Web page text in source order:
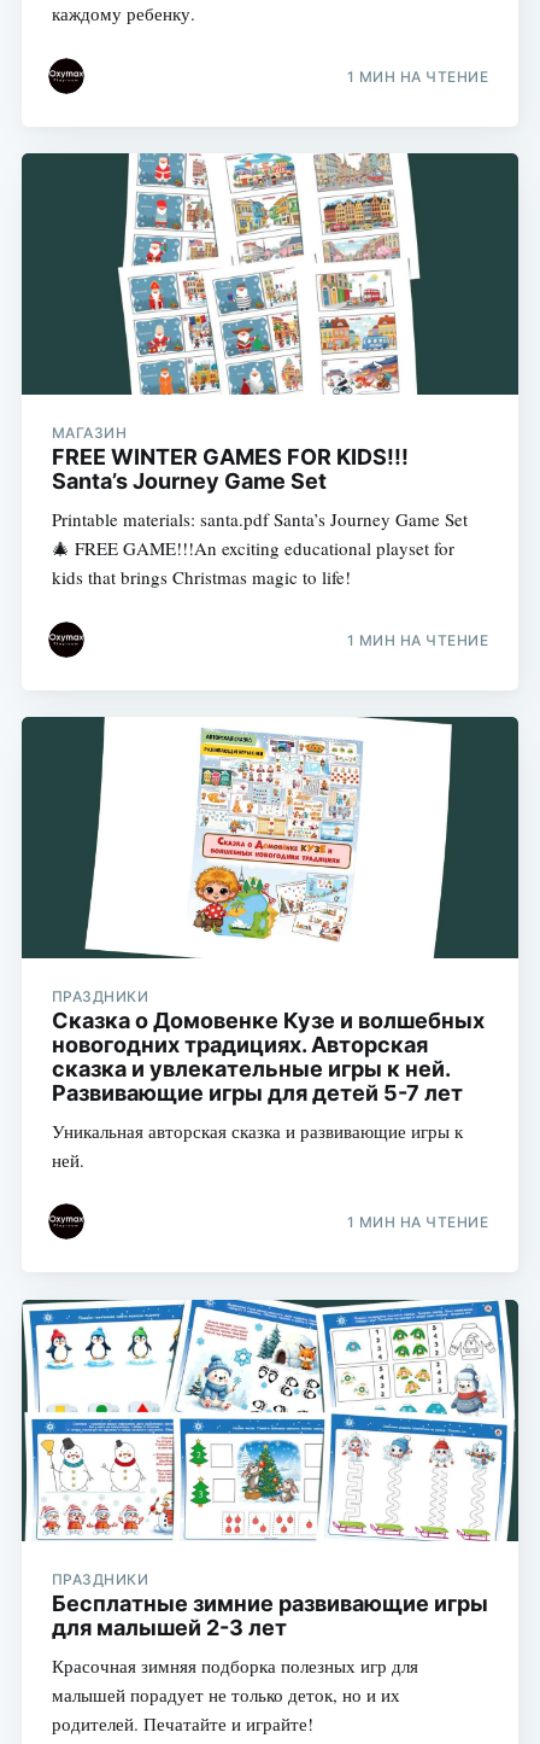
каждому ребенку.
1 МИН НА ЧТЕНИЕ
МАГАЗИН
FREE WINTER GAMES FOR KIDS!!!
Santa’s Journey Game Set
Printable materials: santa.pdf Santa’s Journey Game Set
🎄 FREE GAME!!!An exciting educational playset for
kids that brings Christmas magic to life!
1 МИН НА ЧТЕНИЕ
ПРАЗДНИКИ
Сказка о Домовенке Кузе и волшебных
новогодних традициях. Авторская
сказка и увлекательные игры к ней.
Развивающие игры для детей 5-7 лет
Уникальная авторская сказка и развивающие игры к
ней.
1 МИН НА ЧТЕНИЕ
ПРАЗДНИКИ
Бесплатные зимние развивающие игры
для малышей 2-3 лет
Красочная зимняя подборка полезных игр для
малышей порадует не только деток, но и их
родителей. Печатайте и играйте!